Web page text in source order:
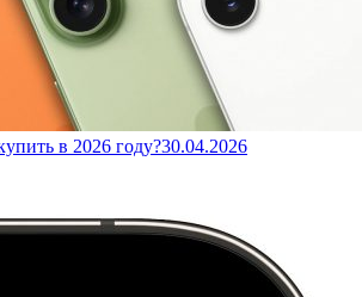
в 2026 году?30.04.2026